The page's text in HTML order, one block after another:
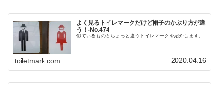
よく見るトイレマークだけど帽子のかぶり方が違
う！‐No.474
似ているものとちょっと違うトイレマークを紹介します。
toiletmark.com 2020.04.16